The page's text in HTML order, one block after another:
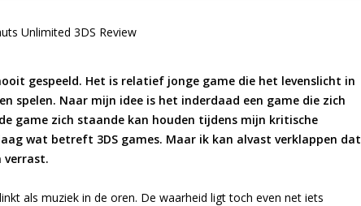
gespeeld. Het is relatief jonge game die het levenslicht in
spelen. Naar mijn idee is het inderdaad een game die zich
game zich staande kan houden tijdens mijn kritische
wat betreft 3DS games. Maar ik kan alvast verklappen dat
verrast.
als muziek in de oren. De waarheid ligt toch even net iets